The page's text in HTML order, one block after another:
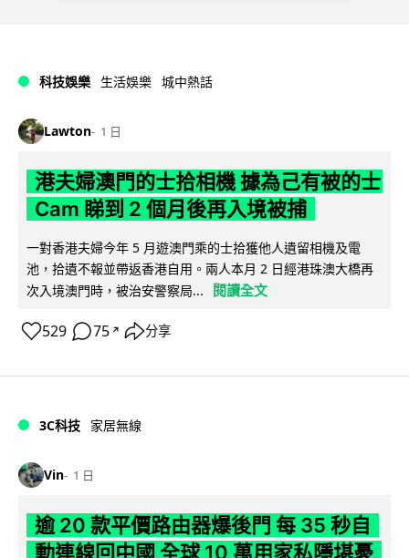
科技娛樂 生活娛樂 城中熱話
Lawton 1 日
港夫婦澳門的士拾相機 據為己有被的士
Cam 睇到 2 個月後再入境被捕
一對香港夫婦今年 5 月遊澳門乘的士拾獲他人遺留相機及電
池，拾遺不報並帶返香港自用。兩人本月 2 日經港珠澳大橋再
次入境澳門時，被治安警察局...
閱讀全文
529 75 ↗ 分享
3C科技 家居無線
Vin 1 日
逾 20 款平價路由器爆後門 每 35 秒自
動連線回中國 全球 10 萬用家私隱堪憂